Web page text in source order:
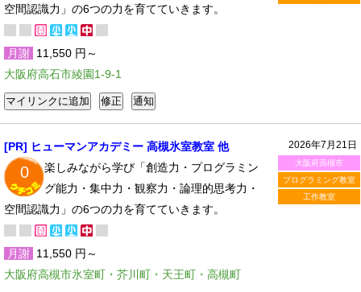
空間認識力」の6つの力を育てていきます。
月謝 11,550 円～
大阪府高石市綾園1-9-1
2026年7月21日
大阪府高槻市
プログラミング教室
工作教室
[PR] ヒューマンアカデミー 高槻氷室教室 他
0
楽しみながら学び「創造力・プログラミン
グ能力・集中力・観察力・論理的思考力・
空間認識力」の6つの力を育てていきます。
月謝 11,550 円～
大阪府高槻市氷室町・芥川町・天王町・高槻町